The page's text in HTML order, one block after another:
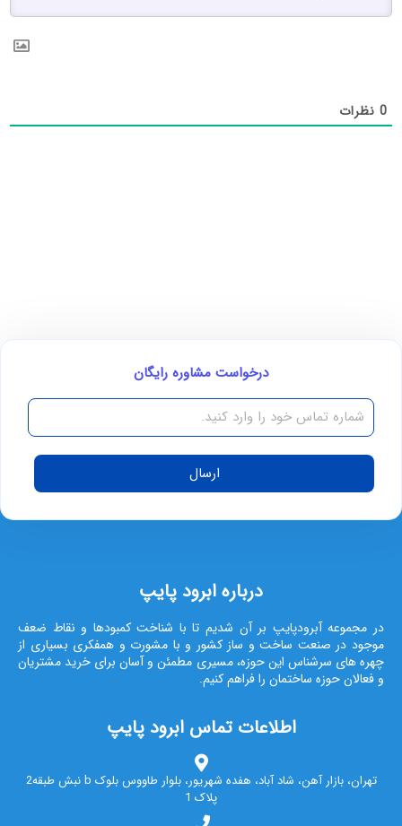
0 نظرات
درخواست مشاوره رایگان
ارسال
درباره ابرود پایپ
در مجموعه آبرودپایپ بر آن شدیم تا با شناخت کمبودها و نقاط ضعف
موجود در صنعت ساخت و ساز کشور و با مشورت و همفکری بسیاری از
چهره های سرشناس این حوزه، مسیری مطمئن و آسان برای خرید مشتریان
و فعالان حوزه ساختمان را فراهم کنیم.
اطلاعات تماس ابرود پایپ
تهران، بازار آهن، شاد آباد، هفده شهریور، بلوار طاووس بلوک b نبش طبقه2
پلاک 1